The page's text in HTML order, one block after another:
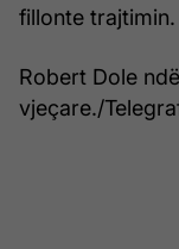
fillonte trajtimin.
Robert Dole
vjeçare./